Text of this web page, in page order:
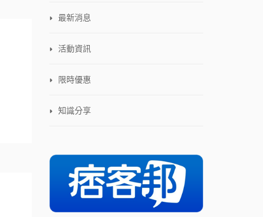
最新消息
活動資訊
限時優惠
知識分享